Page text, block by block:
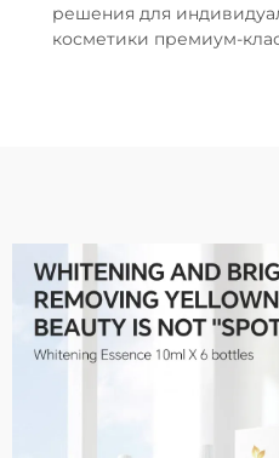
решения для
косметики премиум-